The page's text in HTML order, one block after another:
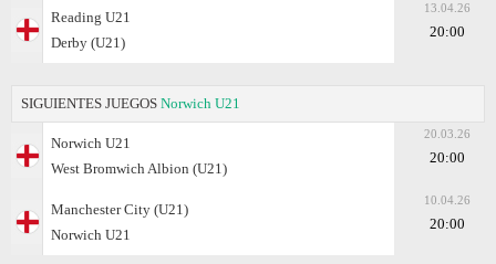
Reading U21
Derby (U21)
13.04.26
20:00
SIGUIENTES JUEGOS Norwich U21
Norwich U21
West Bromwich Albion (U21)
20.03.26
20:00
Manchester City (U21)
Norwich U21
10.04.26
20:00